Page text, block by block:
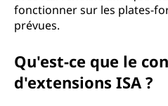
fonctionner sur les plates-
prévues.
Qu'est-ce que le
d'extensions ISA ?